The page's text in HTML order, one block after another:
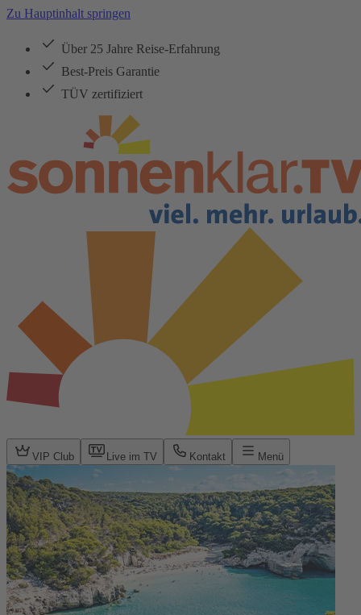
Zu Hauptinhalt springen
Über 25 Jahre Reise-Erfahrung
Best-Preis Garantie
TÜV zertifiziert
VIP Club Live im TV Kontakt Menü